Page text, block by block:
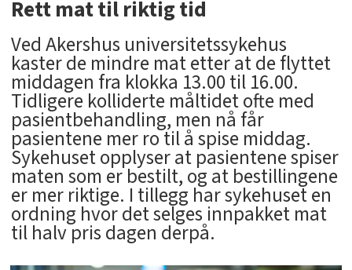
Rett mat til riktig tid
Ved Akershus universitetssykehus
kaster de mindre mat etter at de flyttet
middagen fra klokka 13.00 til 16.00.
Tidligere kolliderte måltidet ofte med
pasientbehandling, men nå får
pasientene mer ro til å spise middag.
Sykehuset opplyser at pasientene spiser
maten som er bestilt, og at bestillingene
er mer riktige. I tillegg har sykehuset en
ordning hvor det selges innpakket mat
til halv pris dagen derpå.